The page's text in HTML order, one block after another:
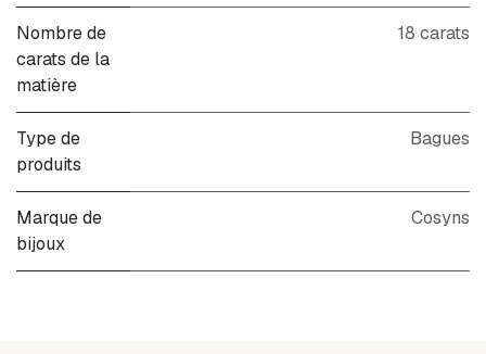
Nombre de
carats de la
matière
18 carats
Type de
produits
Bagues
Marque de
bijoux
Cosyns